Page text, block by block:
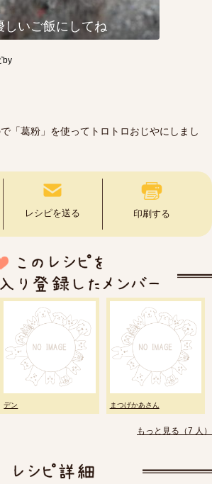
しいご飯にしてね
by
「葛粉」を使ってトロトロおじやにしまし
レシピを送る 印刷する
デン まつげかあさん
もっと見る（7 人）